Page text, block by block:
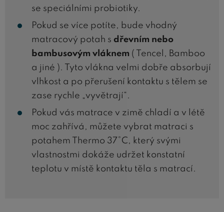
se speciálními probiotiky.
Pokud se více potíte, bude vhodný
matracový potah s dřevním nebo
bambusovým vláknem ( Tencel, Bamboo
a jiné ). Tyto vlákna velmi dobře absorbují
vlhkost a po přerušení kontaktu s tělem se
zase rychle „vyvětrají“.
Pokud vás matrace v zimě chladí a v létě
moc zahřívá, můžete vybrat matraci s
potahem Thermo 37°C, který svými
vlastnostmi dokáže udržet konstatní
teplotu v místě kontaktu těla s matrací.